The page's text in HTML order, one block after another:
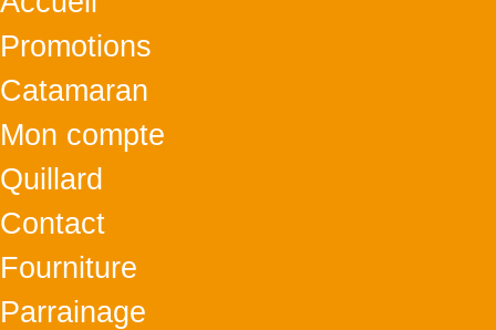
Promotions
Catamaran
Mon compte
Quillard
Contact
Fourniture
Parrainage